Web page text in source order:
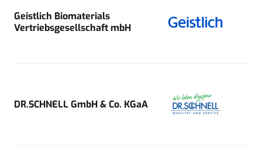
Geistlich Biomaterials
Vertriebsgesellschaft mbH
DR.SCHNELL GmbH & Co. KGaA